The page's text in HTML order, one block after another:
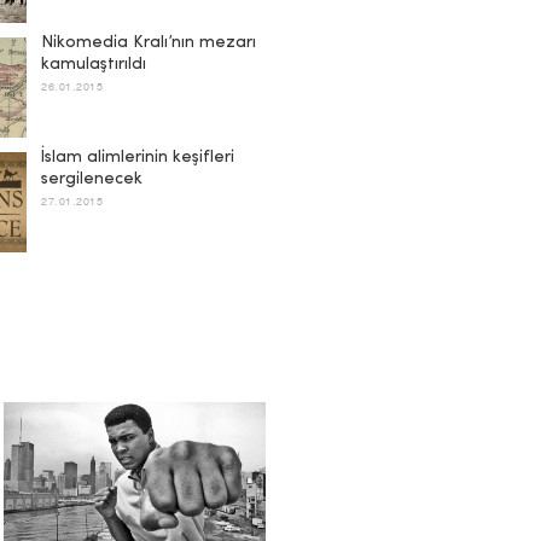
Nikomedia Kralı’nın mezarı
kamulaştırıldı
26.01.2015
İslam alimlerinin keşifleri
sergilenecek
27.01.2015